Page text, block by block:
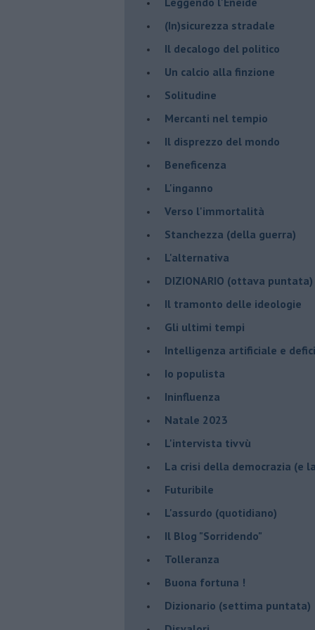
​(In)sicurezza stradale
Il decalogo del politico
Un calcio alla finzione
Solitudine
Mercanti nel tempio
Il disprezzo del mondo
Beneficenza
L'inganno
Verso l'immortalità
Stanchezza (della guerra)
L'alternativa
​DIZIONARIO (ottava
Il tramonto delle ideologie
Gli ultimi tempi
Intelligenza artificiale e
Io populista
Ininfluenza
Natale 2023
L'intervista tivvù
La crisi della democrazia (e
Futuribile
L'assurdo (quotidiano)
Il Blog "Sorridendo"
Tolleranza
Buona fortuna !
​Dizionario (settima puntata)